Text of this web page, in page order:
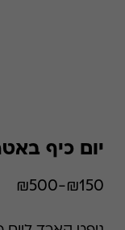
יום כיף
₪150-₪500